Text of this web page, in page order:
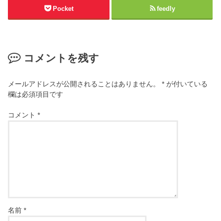
Pocket feedly
コメントを残す
メールアドレスが公開されることはありません。 * が付いている
欄は必須項目です
コメント*
名前*